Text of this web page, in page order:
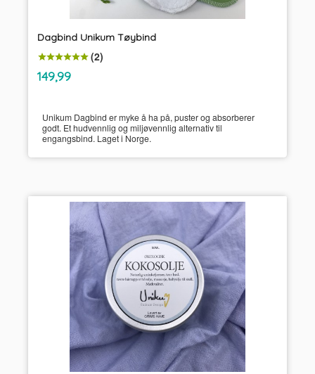
Dagbind Unikum Tøybind
(2)
Pris
149,99
Unikum Dagbind er myke å ha på, puster og absorberer
godt. Et hudvennlig og miljøvennlig alternativ til
engangsbind. Laget i Norge.